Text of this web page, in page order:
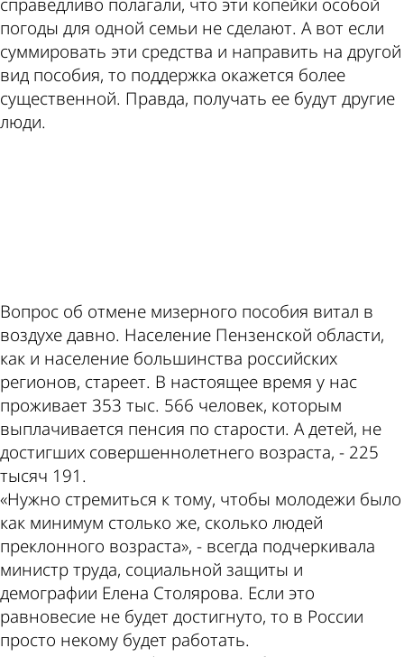
погоды для одной семьи не сделают. А вот если
суммировать эти средства и направить на другой
вид пособия, то поддержка окажется более
существенной. Правда, получать ее будут другие
люди.
Вопрос об отмене мизерного пособия витал в
воздухе давно. Население Пензенской области,
как и население большинства российских
регионов, стареет. В настоящее время у нас
проживает 353 тыс. 566 человек, которым
выплачивается пенсия по старости. А детей, не
достигших совершеннолетнего возраста, - 225
тысяч 191.
«Нужно стремиться к тому, чтобы молодежи было
как минимум столько же, сколько людей
преклонного возраста», - всегда подчеркивала
министр труда, социальной защиты и
демографии Елена Столярова. Если это
равновесие не будет достигнуто, то в России
просто некому будет работать.